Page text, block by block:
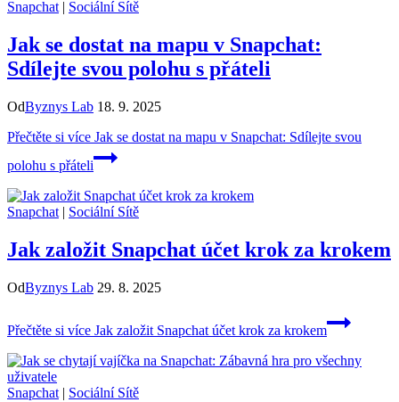
Snapchat| Sociální Sítě
Jak se dostat na mapu v Snapchat:
Sdílejte svou polohu s přáteli
OdByznys Lab 18. 9. 2025
Přečtěte si více Jak se dostat na mapu v Snapchat: Sdílejte svou
polohu s přáteli
Snapchat | Sociální Sítě
Jak založit Snapchat účet krok za krokem
OdByznys Lab 29. 8. 2025
Přečtěte si více Jak založit Snapchat účet krok za krokem
Snapchat | Sociální Sítě